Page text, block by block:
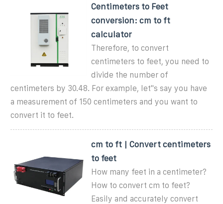
Centimeters to Feet
conversion: cm to ft
calculator
Therefore, to convert
centimeters to feet, you need to
divide the number of
centimeters by 30.48. For example, let''s say you have
a measurement of 150 centimeters and you want to
convert it to feet.
cm to ft | Convert centimeters
to feet
How many feet in a centimeter?
How to convert cm to feet?
Easily and accurately convert